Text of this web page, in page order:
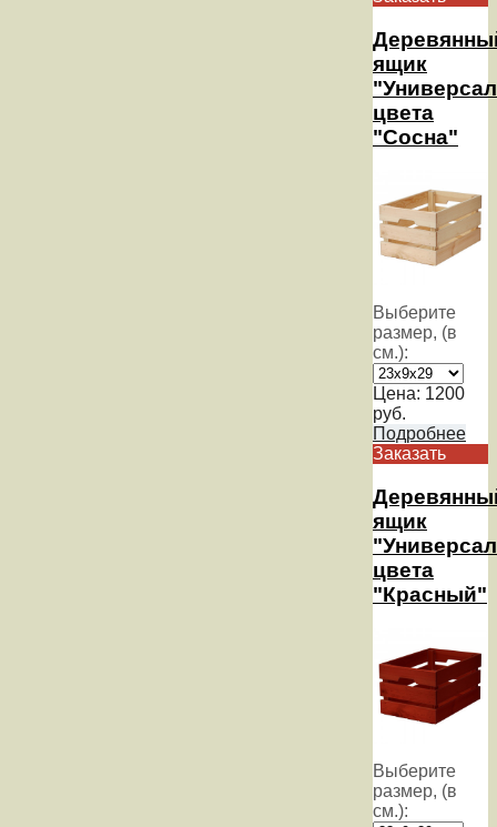
ящик
цвета
"Сосна"
Выберите
размер, (в
см.):
Цена: 1200
руб.
Подробнее
Заказать
ящик
цвета
"Красный"
Выберите
размер, (в
см.):